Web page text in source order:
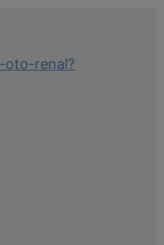
oto-renal?